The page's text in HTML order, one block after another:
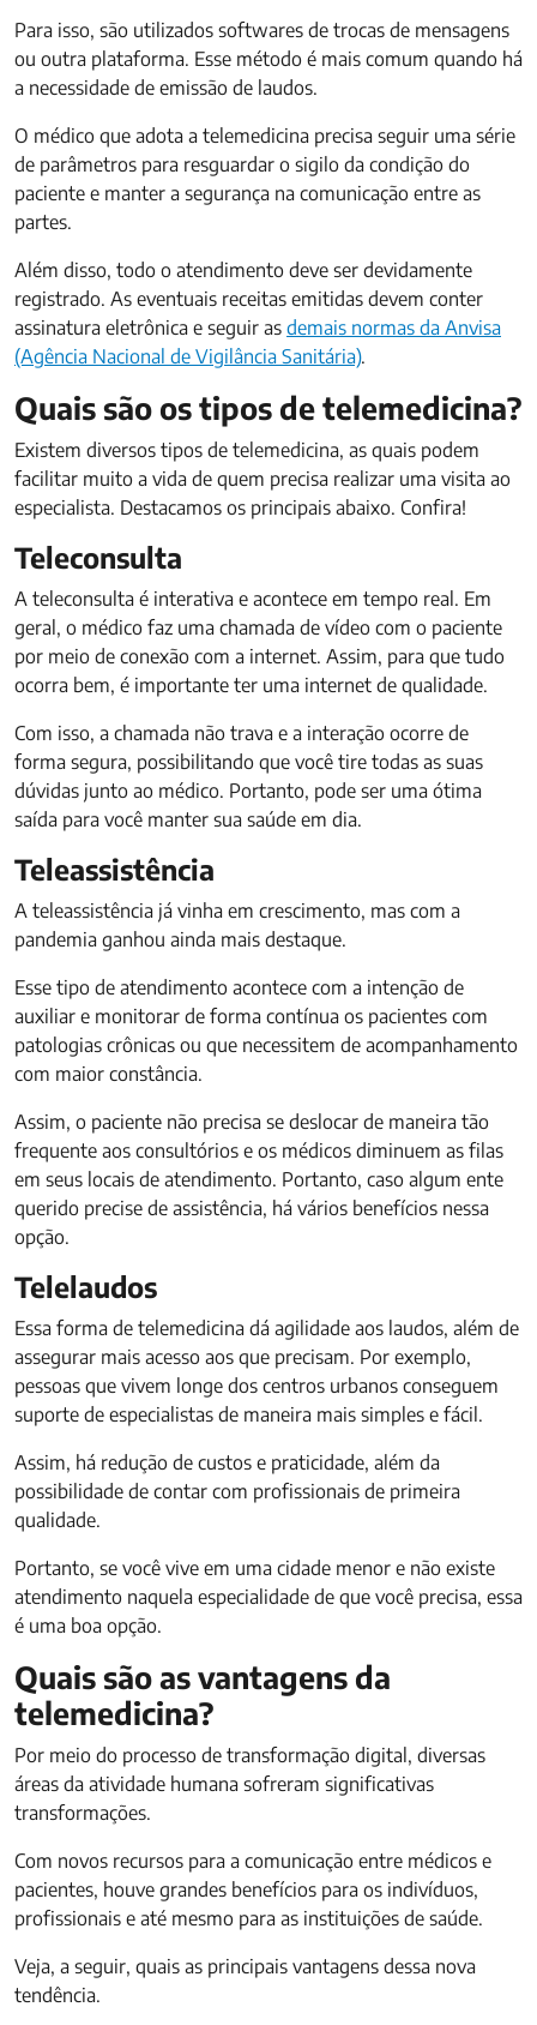
Para isso, são utilizados softwares de trocas de mensagens
ou outra plataforma. Esse método é mais comum quando há
a necessidade de emissão de laudos.
O médico que adota a telemedicina precisa seguir uma série
de parâmetros para resguardar o sigilo da condição do
paciente e manter a segurança na comunicação entre as
partes.
Além disso, todo o atendimento deve ser devidamente
registrado. As eventuais receitas emitidas devem conter
assinatura eletrônica e seguir as demais normas da Anvisa
(Agência Nacional de Vigilância Sanitária).
Quais são os tipos de telemedicina?
Existem diversos tipos de telemedicina, as quais podem
facilitar muito a vida de quem precisa realizar uma visita ao
especialista. Destacamos os principais abaixo. Confira!
Teleconsulta
A teleconsulta é interativa e acontece em tempo real. Em
geral, o médico faz uma chamada de vídeo com o paciente
por meio de conexão com a internet. Assim, para que tudo
ocorra bem, é importante ter uma internet de qualidade.
Com isso, a chamada não trava e a interação ocorre de
forma segura, possibilitando que você tire todas as suas
dúvidas junto ao médico. Portanto, pode ser uma ótima
saída para você manter sua saúde em dia.
Teleassistência
A teleassistência já vinha em crescimento, mas com a
pandemia ganhou ainda mais destaque.
Esse tipo de atendimento acontece com a intenção de
auxiliar e monitorar de forma contínua os pacientes com
patologias crônicas ou que necessitem de acompanhamento
com maior constância.
Assim, o paciente não precisa se deslocar de maneira tão
frequente aos consultórios e os médicos diminuem as filas
em seus locais de atendimento. Portanto, caso algum ente
querido precise de assistência, há vários benefícios nessa
opção.
Telelaudos
Essa forma de telemedicina dá agilidade aos laudos, além de
assegurar mais acesso aos que precisam. Por exemplo,
pessoas que vivem longe dos centros urbanos conseguem
suporte de especialistas de maneira mais simples e fácil.
Assim, há redução de custos e praticidade, além da
possibilidade de contar com profissionais de primeira
qualidade.
Portanto, se você vive em uma cidade menor e não existe
atendimento naquela especialidade de que você precisa, essa
é uma boa opção.
Quais são as vantagens da
telemedicina?
Por meio do processo de transformação digital, diversas
áreas da atividade humana sofreram significativas
transformações.
Com novos recursos para a comunicação entre médicos e
pacientes, houve grandes benefícios para os indivíduos,
profissionais e até mesmo para as instituições de saúde.
Veja, a seguir, quais as principais vantagens dessa nova
tendência.